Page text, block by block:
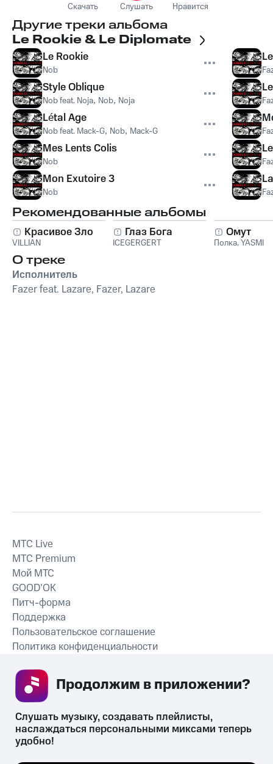
Скачать Слушать Нравится
Другие треки альбома
Le Rookie & Le Diplomate
Le Rookie
Nob
Style Oblique
Nob feat. Noja, Nob, Noja
Létal Age
Nob feat. Mack-G, Nob, Mack-G
Mes Lents Colis
Nob
Mon Exutoire 3
Nob
Рекомендованные альбомы
Красивое Зло
VILLIAN
Глаз Бога
ICEGERGERT
Омут
Полка,YASMI
О треке
Исполнитель
Fazer feat. Lazare, Fazer, Lazare
СКАЧАТЬ ПРИЛОЖЕНИЕ
MTС Live
MTС Premium
Мой МТС
GOOD’OK
Питч-форма
Поддержка
Пользовательское соглашение
Политика конфиденциальности
Слушать музыку, создавать плейлисты,
наслаждаться персональными миксами теперь
удобно!